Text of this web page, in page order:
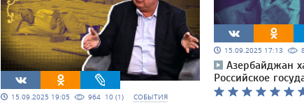
15.09.2025 19:05 964 10 (1) СОБЫТИЯ
15.09.2025 17:13
Азербайджан
Российское